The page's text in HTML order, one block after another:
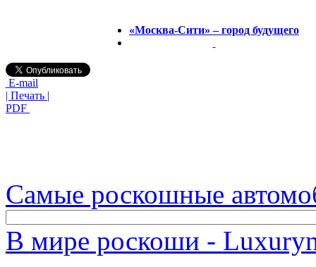
«Москва-Сити» – город будущего
E-mail
| Печать |
PDF
Самые роскошные
В мире роскоши -